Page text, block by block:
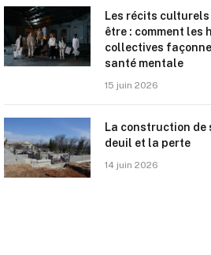
Les récits
être : comment les
collectives
santé mentale
15 juin 2026
La construction de
deuil et la perte
14 juin 2026